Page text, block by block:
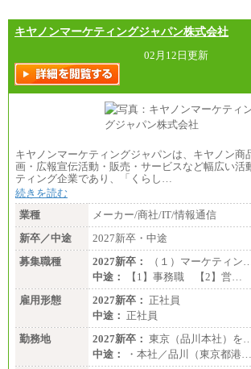
キヤノンマーケティングジャパン株式会社
02月12日更新
キヤノンマーケティングジャパンは、キヤノン商
画・広報宣伝活動・販売・サービスなど幅広い活
ティング企業であり、「くらし…
続きを読む
業種
メーカー/商社/IT/情報通信
新卒／中途
2027新卒・中途
募集職種
2027新卒：
（１）マーケティン
中途：
【1】事務職 【2】営…
雇用形態
2027新卒： 正社員
中途： 正社員
勤務地
2027新卒： 東京（品川本社）を
中途：
・本社／品川（東京都港…